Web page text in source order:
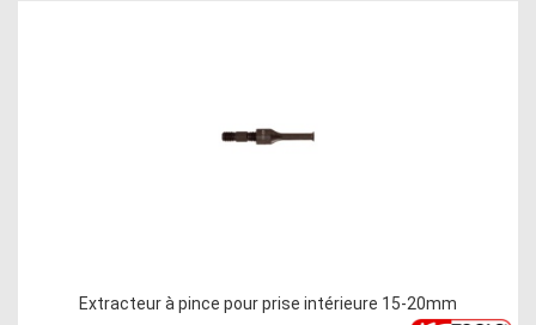
Extracteur à pince pour prise intérieure 15-20mm